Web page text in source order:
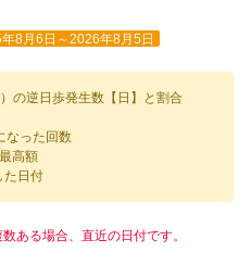
8月6日～2026年8月5日
の逆日歩発生数【日】と割合
なった回数
高額
た日付
ある場合、直近の日付です。